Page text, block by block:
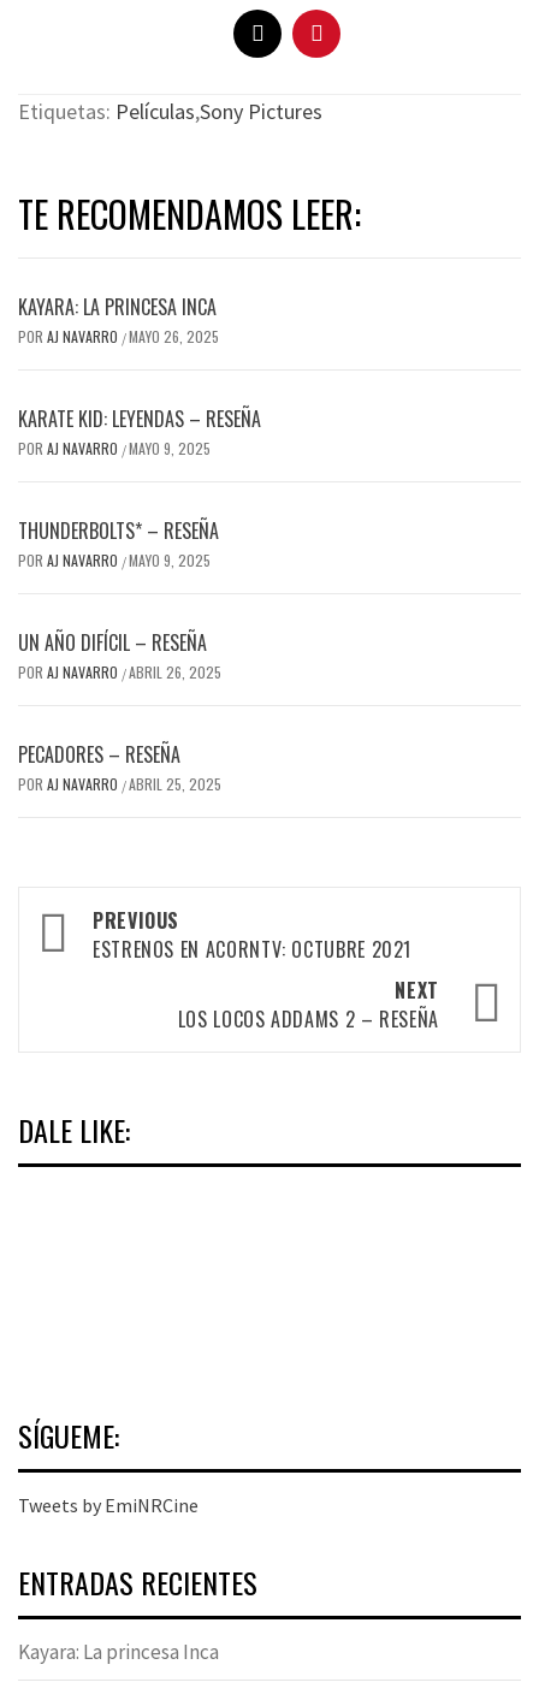
Etiquetas: Películas,Sony Pictures
TE RECOMENDAMOS LEER:
KAYARA: LA PRINCESA INCA
POR AJ NAVARRO /MAYO 26, 2025
KARATE KID: LEYENDAS – RESEÑA
POR AJ NAVARRO /MAYO 9, 2025
THUNDERBOLTS* – RESEÑA
POR AJ NAVARRO /MAYO 9, 2025
UN AÑO DIFÍCIL – RESEÑA
POR AJ NAVARRO /ABRIL 26, 2025
PECADORES – RESEÑA
POR AJ NAVARRO /ABRIL 25, 2025
Post
navigation
PREVIOUS
ESTRENOS EN ACORNTV: OCTUBRE 2021
NEXT
LOS LOCOS ADDAMS 2 – RESEÑA
DALE LIKE:
SÍGUEME:
Tweets by EmiNRCine
ENTRADAS RECIENTES
Kayara: La princesa Inca